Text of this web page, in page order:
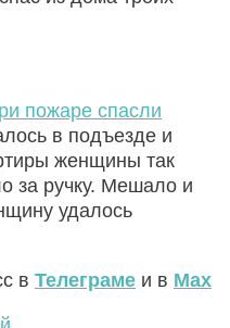
пожаре спасли
в подъезде и
женщины так
за ручку. Мешало и
удалось
в Телеграме и в Max